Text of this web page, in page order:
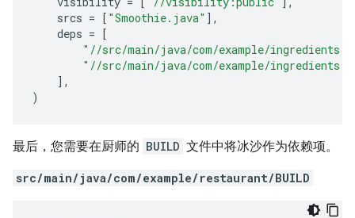
srcs = [ "Smoothie.java" ],
deps = [
"//src/main/java/com/example/
"//src/main/java/com/example/
],
)
最后，您需要在厨师的 BUILD 文件中将冰沙作为依赖项。
src/main/java/com/example/restaurant/BUILD